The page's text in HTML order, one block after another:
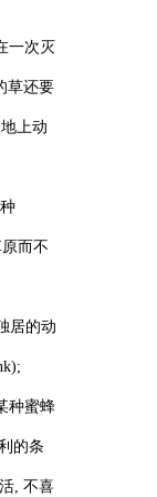
一次灭
草还要
上动
而不
居的动
种蜜蜂
的条
, 不喜